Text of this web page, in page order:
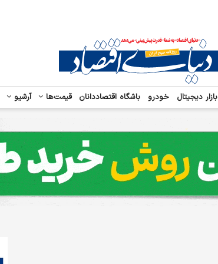
بازار دیجیتال خودرو باشگاه اقتصاددانان قیمت‌ها آرشیو